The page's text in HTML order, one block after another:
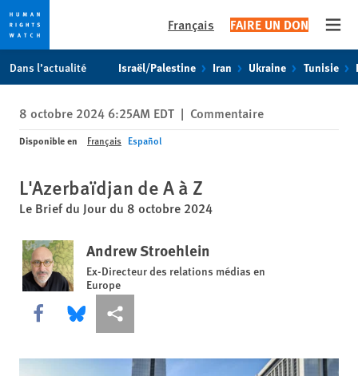
to
privacy
notice
to
content
Français FAIRE UN DON
Dans l’actualité Israël/Palestine Iran Ukraine Tunisie
8 octobre 2024 6:25AM EDT | Commentaire
Disponible en Français Español
L'Azerbaïdjan de A à Z
Le Brief du Jour du 8 octobre 2024
Andrew Stroehlein
Ex-Directeur des relations médias en
Europe
Share this via Facebook
Share this via Bluesky
Share this via Partagez